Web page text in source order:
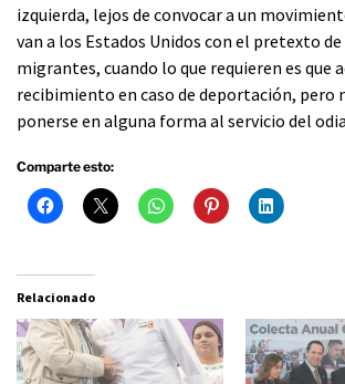
izquierda, lejos de convocar a un
van a los Estados Unidos con el pretexto
migrantes, cuando lo que requieren es que
recibimiento en caso de deportación, pero
ponerse en alguna forma al servicio del
Comparte esto:
Relacionado